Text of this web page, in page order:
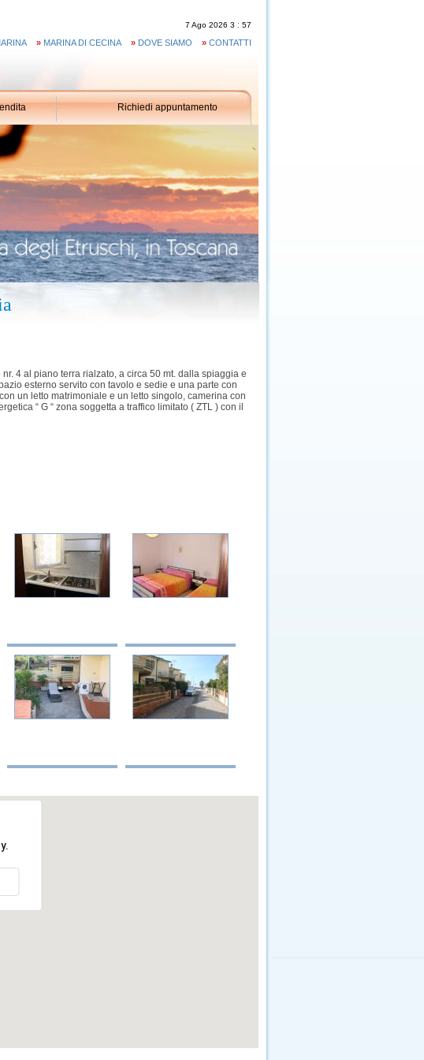
7 Ago 2026 3 : 57
» MARINA DI CECINA » DOVE SIAMO » CONTATTI
Richiedi appuntamento
4 al piano terra rialzato, a circa 50 mt. dalla spiaggia e
esterno servito con tavolo e sedie e una parte con
un letto matrimoniale e un letto singolo, camerina con
“ G “ zona soggetta a traffico limitato ( ZTL ) con il